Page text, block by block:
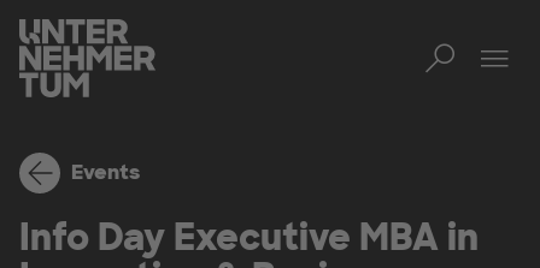
Events
Info Day Executive MBA in